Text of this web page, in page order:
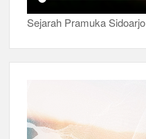
Sejarah Pramuka Sidoarjo